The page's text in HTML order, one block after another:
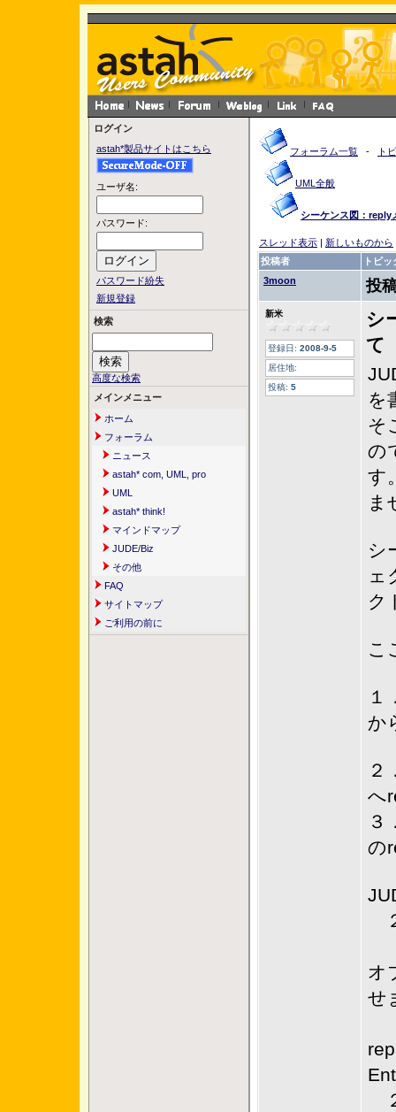
ログイン
astah*製品サイトはこちら
ユーザ名:
パスワード:
パスワード紛失
新規登録
検索
高度な検索
メインメニュー
ホーム
フォーラム
ニュース
astah* com, UML, pro
UML
astah* think!
マインドマップ
JUDE/Biz
その他
FAQ
サイトマップ
ご利用の前に
フォーラム一覧 - ト
UML全般
シーケンス図：reply
スレッド表示 | 新しいものから
投稿者
トピッ
3moon
投
新米
登録日: 2008-9-5
居住地:
投稿: 5
シ
て
を
そ
の
す
ま
シ
ェ
ク
こ
１
か
２
へ
３
の
オ
せ